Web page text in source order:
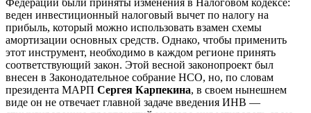
Федерации были приняты изменения в Налоговом кодексе:
веден инвестиционный налоговый вычет по налогу на
прибыль, который можно использовать взамен схемы
амортизации основных средств. Однако, чтобы применить
этот инструмент, необходимо в каждом регионе принять
соответствующий закон. Этой весной законопроект был
внесен в Законодательное собрание НСО, но, по словам
президента МАРП Сергея Карпекина, в своем нынешнем
виде он не отвечает главной задаче введения ИНВ —